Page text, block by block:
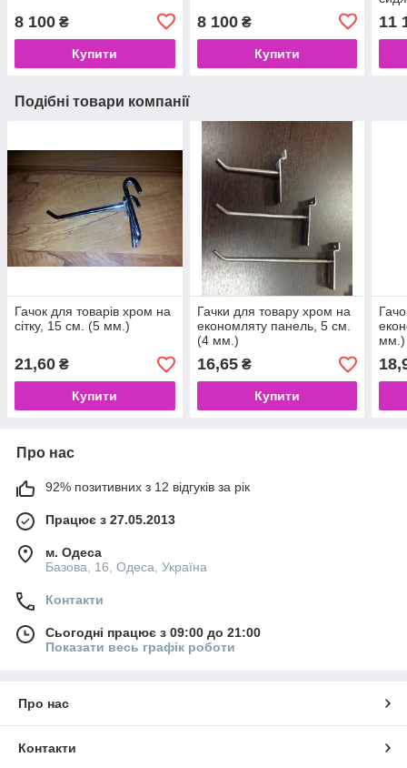
8 100 ₴
Купити
8 100₴
Купити
11
Подібні товари компанії
Гачок для товарів хром на
сітку, 15 см. (5 мм.)
21,60 ₴
Купити
Гачки для товару хром на
економляту панель, 5 см.
(4 мм.)
16,65₴
Купити
мм.)
Про нас
92% позитивних з 12 відгуків за рік
Працює з 27.05.2013
м. Одеса
Базова, 16, Одеса, Україна
Контакти
Сьогодні працює з 09:00 до 21:00
Показати весь графік роботи
Про нас
Контакти